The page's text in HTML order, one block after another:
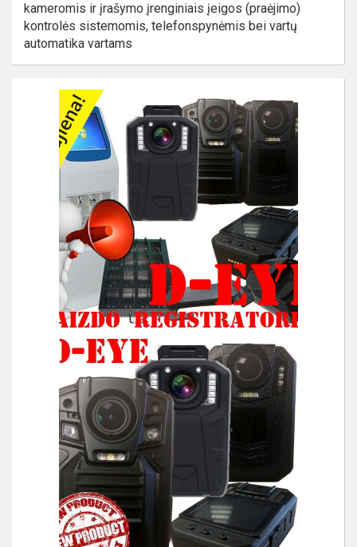
kameromis ir įrašymo įrenginiais įeigos (praėjimo)
kontrolės sistemomis, telefonspynėmis bei vartų
automatika vartams